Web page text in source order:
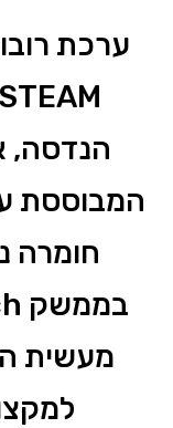
ערכת
הנדסה,
חומרה
מעשית